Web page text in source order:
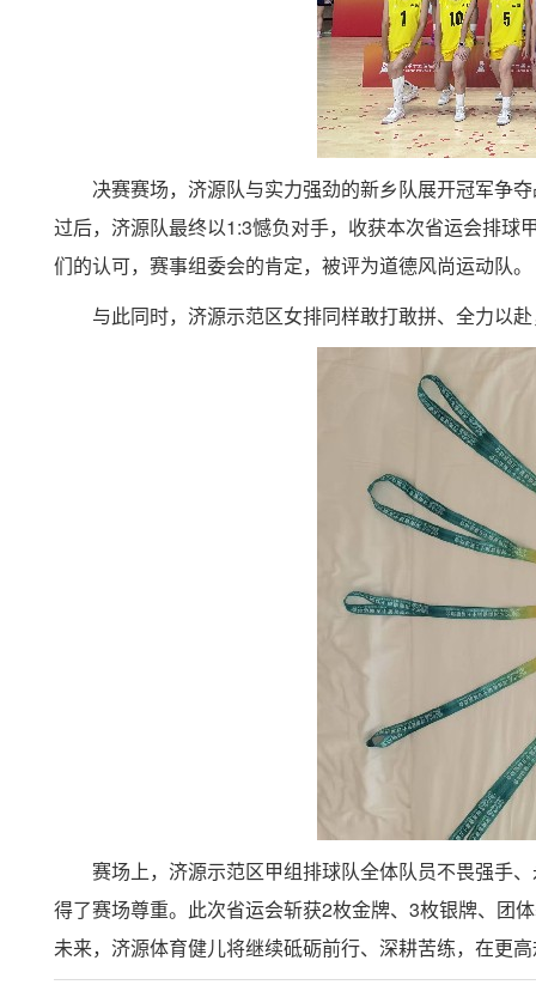
决赛赛场，济源队与实力强劲的新乡队展开冠军争
过后，济源队最终以1:3憾负对手，收获本次省运会排球
们的认可，赛事组委会的肯定，被评为道德风尚运动队。
与此同时，济源示范区女排同样敢打敢拼、全力以
赛场上，济源示范区甲组排球队全体队员不畏强手
得了赛场尊重。此次省运会斩获2枚金牌、 3枚银牌、团
未来，济源体育健儿将继续砥砺前行、深耕苦练，在更